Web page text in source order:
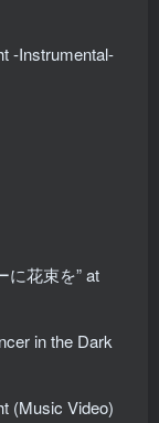
-Instrumental-
に花束を” at
in the Dark
(Music Video)